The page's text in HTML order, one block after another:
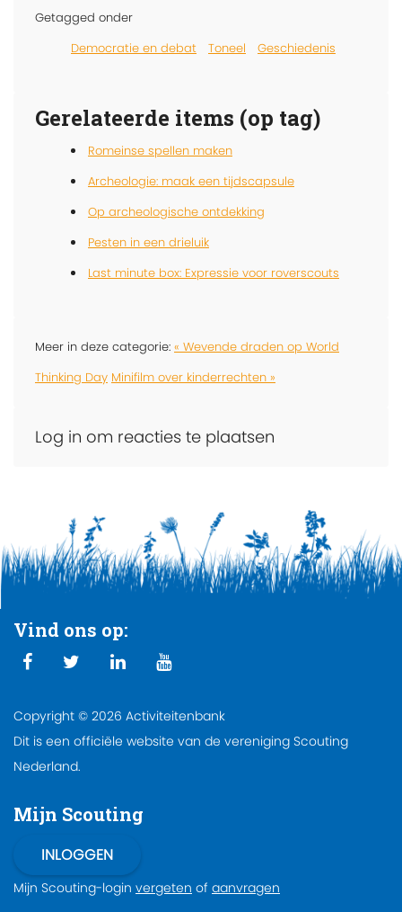
Getagged onder
Democratie en debat
Toneel Geschiedenis
Gerelateerde items (op tag)
Romeinse spellen maken
Archeologie: maak een tijdscapsule
Op archeologische ontdekking
Pesten in een drieluik
Last minute box: Expressie voor roverscouts
Meer in deze categorie: « Wevende draden op World
Thinking Day Minifilm over kinderrechten »
Log in om reacties te plaatsen
Vind ons op:
Copyright © 2026 Activiteitenbank
Dit is een officiële website van de vereniging Scouting
Nederland.
Mijn Scouting
Mijn Scouting-login vergeten of aanvragen